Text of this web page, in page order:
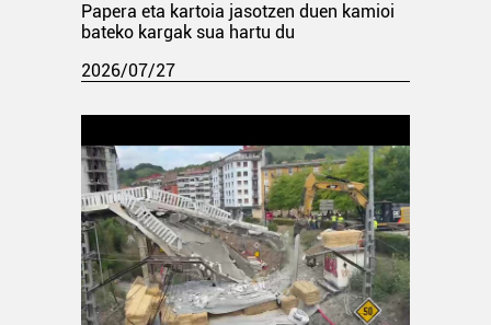
Papera eta kartoia jasotzen duen kamioi
bateko kargak sua hartu du
2026/07/27